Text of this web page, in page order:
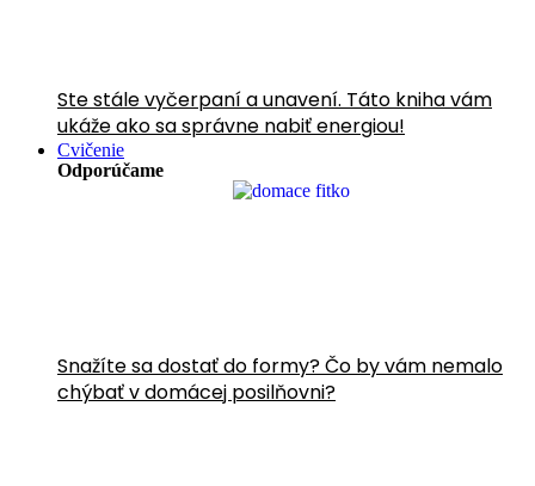
Ste stále vyčerpaní a unavení. Táto kniha vám
ukáže ako sa správne nabiť energiou!
Cvičenie
Odporúčame
Snažíte sa dostať do formy? Čo by vám nemalo
chýbať v domácej posilňovni?